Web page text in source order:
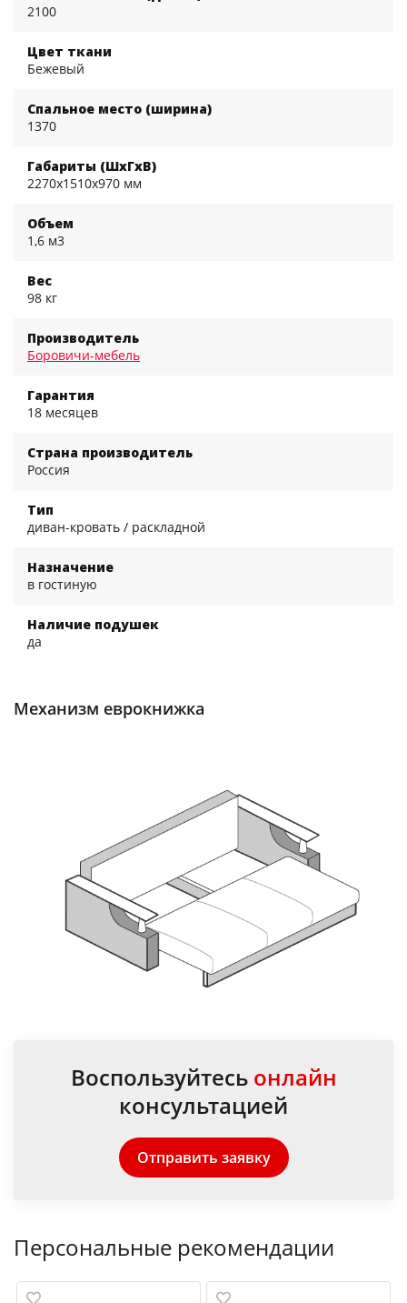
2100
Цвет ткани
Бежевый
Спальное место (ширина)
1370
Габариты (ШхГхВ)
2270x1510x970 мм
Объем
1,6 м3
Вес
98 кг
Производитель
Боровичи-мебель
Гарантия
18 месяцев
Страна производитель
Россия
Тип
диван-кровать / раскладной
Назначение
в гостиную
Наличие подушек
да
Механизм еврокнижка
Воспользуйтесь онлайн
консультацией
Отправить заявку
Персональные рекомендации